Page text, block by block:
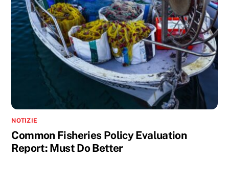
NOTIZIE
Common Fisheries Policy Evaluation
Report: Must Do Better